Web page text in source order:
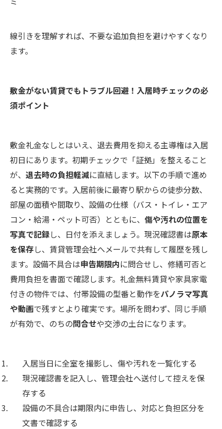
線引きを理解すれば、不要な追加負担を避けやすくなり
ます。
敷金がない賃貸でもトラブル回避！入居時チェックの必
須ポイント
敷金礼金なしとはいえ、退去費用を抑える主導権は入居
初日にあります。初期チェックで「証拠」を整えること
が、 退去時の負担軽減に直結します。以下の手順で進め
ると実務的です。入居前後に最寄り駅からの徒歩分数、
部屋の面積や間取り、設備の仕様（バス・トイレ・エア
コン・給湯・ペット可否）とともに、 傷や汚れの位置を
写真で記録し、日付を添えましょう。現況確認書は原本
を保存し、賃貸管理会社へメールで共有して履歴を残し
ます。設備不具合は申告期限内に問合せし、修繕可否と
費用負担を書面で確認します。礼金無料賃貸や家具家電
付きの物件では、付帯設備の型番と動作をパノラマ写真
や動画で残すとより確実です。場所を問わず、同じ手順
が有効で、のちの問合せや交渉の土台になります。
入居当日に全室を撮影し、傷や汚れを一覧化する
現況確認書を記入し、管理会社へ送付して控えを保
存する
設備の不具合は期限内に申告し、対応と負担区分を
文書で確認する